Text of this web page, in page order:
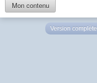
Mon contenu
Version complète